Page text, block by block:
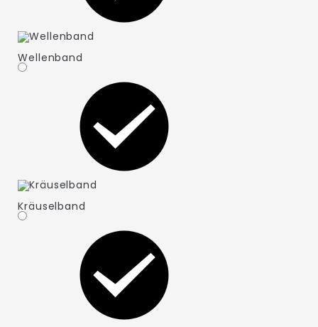
Wellenband
Kräuselband